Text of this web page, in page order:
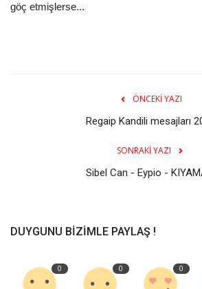
göç etmişlerse...
ÖNCEKI YAZI
Regaip Kandili mesajları
SONRAKI YAZI
Sibel Can - Eypio -
DUYGUNU BIZIMLE PAYLAŞ !
0 0 0